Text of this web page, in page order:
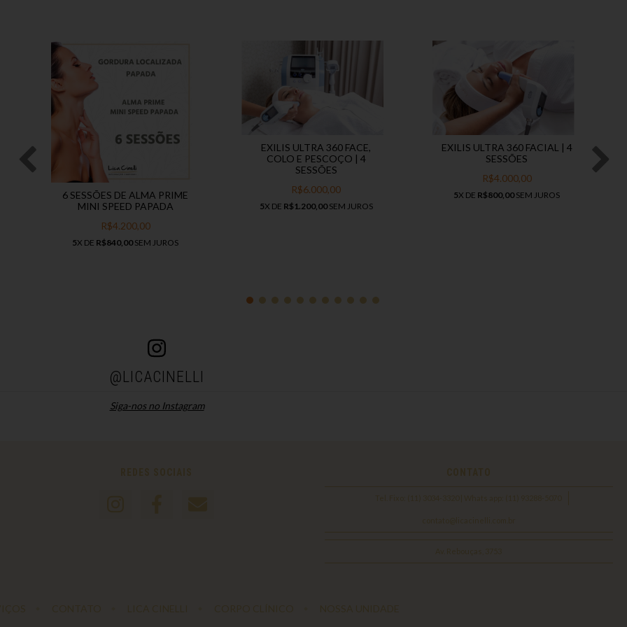
6 SESSÕES DE ALMA PRIME
MINI SPEED PAPADA
R$4.200,00
5X DE R$840,00SEM JUROS
EXILIS ULTRA 360 FACE,
COLO E PESCOÇO | 4
SESSÕES
R$6.000,00
5X DE R$1.200,00SEM JUROS
EXILIS ULTRA 360 FACIAL | 4
SESSÕES
R$4.000,00
5X DE R$800,00SEM JUROS
@LICACINELLI
Siga-nos no Instagram